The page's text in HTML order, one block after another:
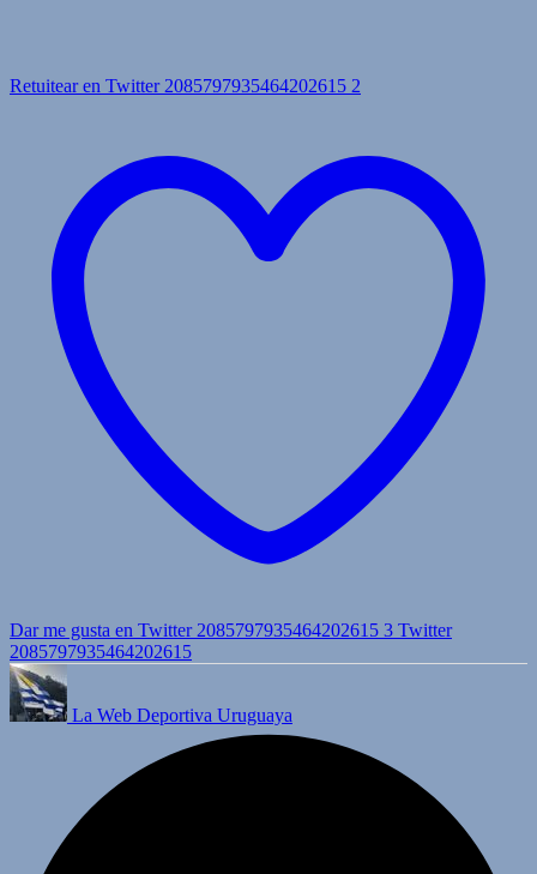
Retuitear en Twitter 2085797935464202615 2
Dar me gusta en Twitter 2085797935464202615 3 Twitter
2085797935464202615
La Web Deportiva Uruguaya